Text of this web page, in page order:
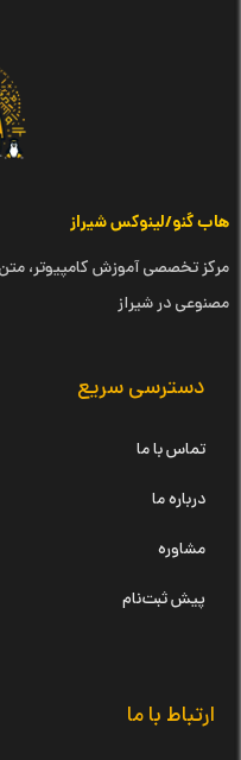
هاب گنو/لینوکس شیراز
مرکز تخصصی آموزش کامپیوتر،
مصنوعی در شیراز
دسترسی سریع
تماس با ما
درباره ما
مشاوره
پیش ثبت‌نام
ارتباط با ما